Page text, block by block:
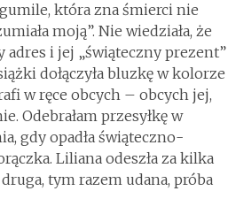
która zna śmierci nie
moją”. Nie wiedziała, że
adres i jej „świąteczny prezent”
dołączyła bluzkę w kolorze
w ręce obcych – obcych jej,
Odebrałam przesyłkę w
gdy opadła świąteczno-
Liliana odeszła za kilka
tym razem udana, próba